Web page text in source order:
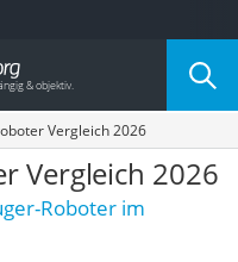
Vergleich 2026
Vergleich 2026
Roboter im